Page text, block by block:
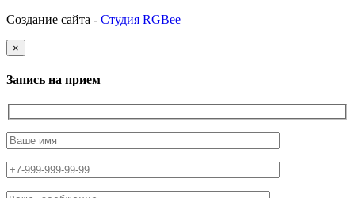
Создание сайта - Студия RGBee
×
Запись на прием